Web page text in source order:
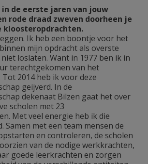
de eerste jaren van jouw
rode draad zweven doorheen je
kloosteropdrachten.
Ik heb een boontje voor het
mijn opdracht als overste
loslaten. Want in 1977 ben ik in
terechtgekomen van het
2014 heb ik voor deze
geijverd. In de
dekenaat Bilzen gaat het over
scholen met 23
Met veel energie heb ik die
Samen met een team mensen de
en controleren, de scholen
van de nodige werkkrachten,
goede leerkrachten en zorgen